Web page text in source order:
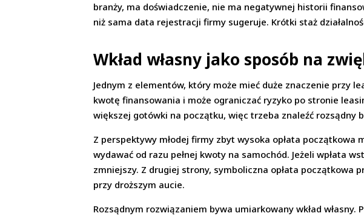
branży, ma doświadczenie, nie ma negatywnej historii
niż sama data rejestracji firmy sugeruje. Krótki staż
Wkład własny jako sposób na
Jednym z elementów, który może mieć duże znaczenie przy
kwotę finansowania i może ograniczać ryzyko po stronie
większej gotówki na początku, więc trzeba znaleźć rozsądny
Z perspektywy młodej firmy zbyt wysoka opłata początkowa
wydawać od razu pełnej kwoty na samochód. Jeżeli wpłata
zmniejszy. Z drugiej strony, symboliczna opłata początkowa
przy droższym aucie.
Rozsądnym rozwiązaniem bywa umiarkowany wkład